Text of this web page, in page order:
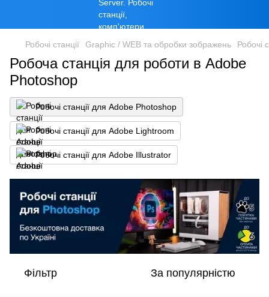
Робочі станції Graphic / WEB та обробки зображень Робочі
Робоча станція для роботи в Adobe
Photoshop
Робочі станції для Adobe Photoshop
Робочі станції для Adobe Lightroom
Робочі станції для Adobe Illustrator
Фільтр За популярністю